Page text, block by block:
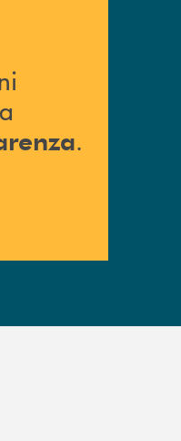
? Vai alla pagina della
.